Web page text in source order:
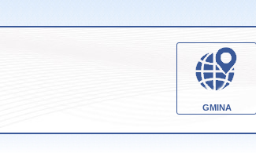
GMINA